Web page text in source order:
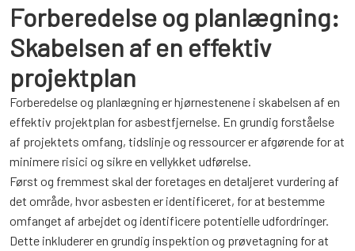
Forberedelse og planlægning:
Skabelsen af en effektiv
projektplan
Forberedelse og planlægning er hjørnestenene i skabelsen af en
effektiv projektplan for asbestfjernelse. En grundig forståelse
af projektets omfang, tidslinje og ressourcer er afgørende for at
minimere risici og sikre en vellykket udførelse.
Først og fremmest skal der foretages en detaljeret vurdering af
det område, hvor asbesten er identificeret, for at bestemme
omfanget af arbejdet og identificere potentielle udfordringer.
Dette inkluderer en grundig inspektion og prøvetagning for at